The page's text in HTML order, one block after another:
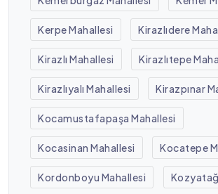
Kerpe Mahallesi Kirazlıdere
Kirazlı Mahallesi Kirazlıtepe
Kirazlıyalı Mahallesi Kirazpınar
Kocamustafapaşa Mahallesi
Kocasinan Mahallesi Kocatepe
Kordonboyu Mahallesi